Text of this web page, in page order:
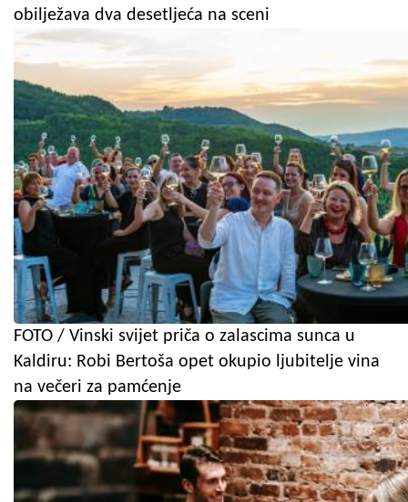
obilježava dva desetljeća na sceni
FOTO / Vinski svijet priča o zalascima sunca u
Kaldiru: Robi Bertoša opet okupio ljubitelje vina
na večeri za pamćenje